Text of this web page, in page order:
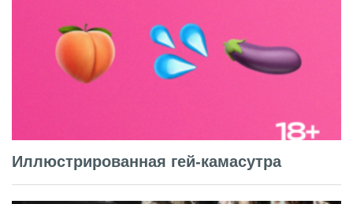
Иллюстрированная гей-камасутра